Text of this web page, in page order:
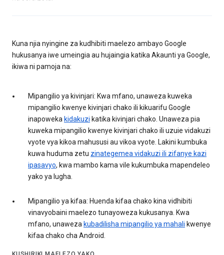
Kuna njia nyingine za kudhibiti maelezo ambayo Google
hukusanya iwe umeingia au hujaingia katika Akaunti ya Google,
ikiwa ni pamoja na:
Mipangilio ya kivinjari: Kwa mfano, unaweza kuweka
mipangilio kwenye kivinjari chako ili kikuarifu Google
inapoweka kidakuzi katika kivinjari chako. Unaweza pia
kuweka mipangilio kwenye kivinjari chako ili uzuie vidakuzi
vyote vya kikoa mahususi au vikoa vyote. Lakini kumbuka
kuwa huduma zetu zinategemea vidakuzi ili zifanye kazi
ipasavyo, kwa mambo kama vile kukumbuka mapendeleo
yako ya lugha.
Mipangilio ya kifaa: Huenda kifaa chako kina vidhibiti
vinavyobaini maelezo tunayoweza kukusanya. Kwa
mfano, unaweza kubadilisha mipangilio ya mahali kwenye
kifaa chako cha Android.